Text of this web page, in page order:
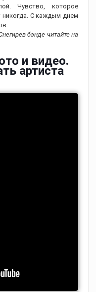
Чувство, которое
никогда. С каждым днем
бэнде читайте на
и видео.
артиста